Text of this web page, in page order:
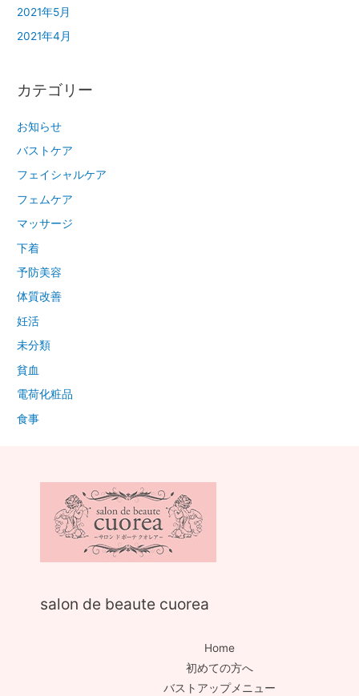
2021年5月
2021年4月
カテゴリー
お知らせ
バストケア
フェイシャルケア
フェムケア
マッサージ
下着
予防美容
体質改善
妊活
未分類
貧血
電荷化粧品
食事
salon de beaute cuorea
Home
初めての方へ
バストアップメニュー